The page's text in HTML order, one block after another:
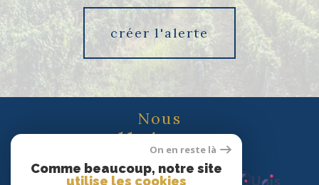
créer l'alerte
Nous
adhérons
On en reste là
Comme beaucoup, notre site
utilise les cookies